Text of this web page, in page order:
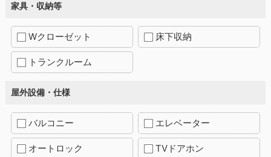
家具・収納等
Wクローゼット 床下収納
トランクルーム
屋外設備・仕様
バルコニー エレベーター
オートロック TVドアホン